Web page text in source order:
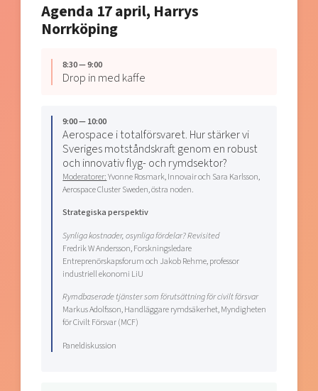
Agenda 17 april, Harrys
Norrköping
8:30 — 9:00
Drop in med kaffe
9:00 — 10:00
Aerospace i totalförsvaret. Hur stärker vi
Sveriges motståndskraft genom en robust
och innovativ flyg- och rymdsektor?
Moderatorer:Yvonne Rosmark, Innovair och Sara Karlsson,
Aerospace Cluster Sweden, östra noden.
Strategiska perspektiv
Synliga kostnader, osynliga fördelar? Revisited
Fredrik W Andersson, Forskningsledare
Entreprenörskapsforum och Jakob Rehme, professor
industriell ekonomi LiU
Rymdbaserade tjänster som förutsättning för civilt försvar
Markus Adolfsson, Handläggare rymdsäkerhet, Myndigheten
för Civilt Försvar (MCF)
Paneldiskussion